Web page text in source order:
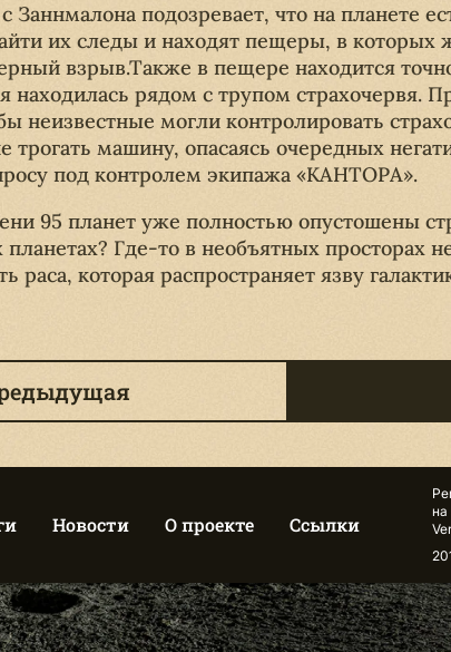
подозревает, что на планете
их следы и находят пещеры, в
взрыв.Также в пещере находится
находилась рядом с трупом страхочервя.
неизвестные могли контролировать
трогать машину, опасаясь очередных
под контролем экипажа «КАНТОРА».
95 планет уже полностью опустошены
планетах? Где-то в необъятных просторах
раса, которая распространяет язву
Новости О проекте Ссылки
на